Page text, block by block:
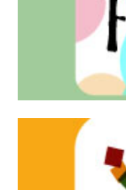
Teatro In